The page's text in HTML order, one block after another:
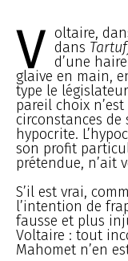
V oltaire,
dans
d’une
glaive en main,
type le
pareil choix
circonstances de
hypocrite.
son profit
prétendue, n’ait
S’il est vrai,
l’intention de
fausse et plus
Voltaire : tout
Mahomet n’en